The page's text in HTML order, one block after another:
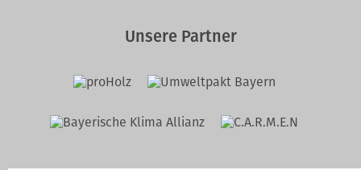
Unsere Partner